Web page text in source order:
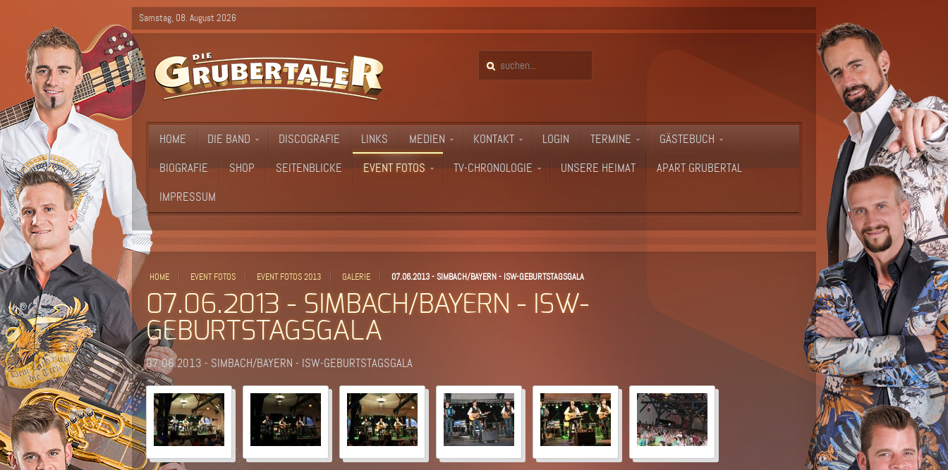
Samstag, 08. August 2026
HOME DIE BAND DISCOGRAFIE LINKS MEDIEN KONTAKT LOGIN TERMINE GÄSTEBUCH
BIOGRAFIE SHOP SEITENBLICKE EVENT FOTOS TV-CHRONOLOGIE UNSERE HEIMAT APART GRUBERTAL
IMPRESSUM
HOME EVENT FOTOS EVENT FOTOS 2013 GALERIE 07.06.2013 - SIMBACH/BAYERN - ISW-GEBURTSTAGSGALA
07.06.2013 - SIMBACH/BAYERN - ISW-
GEBURTSTAGSGALA
07.06.2013 - SIMBACH/BAYERN - ISW-GEBURTSTAGSGALA